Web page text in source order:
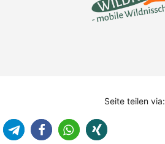
Seite teilen via: